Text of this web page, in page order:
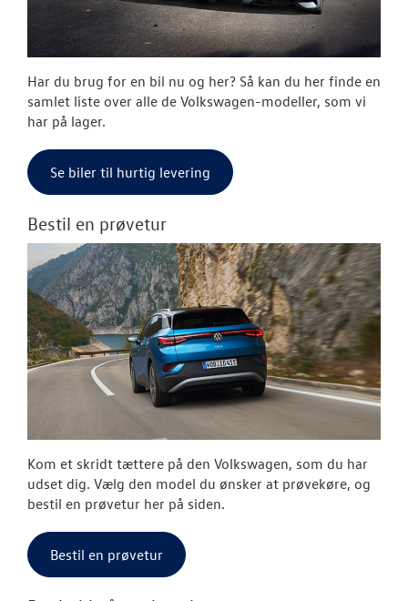
JOB OG
OM OS
NYHEDER
Har du brug for en bil nu og her? Så kan du her finde en
samlet liste over alle de Volkswagen-modeller, som vi
har på lager.
Se biler til hurtig levering
Bestil en prøvetur
Kom et skridt tættere på den Volkswagen, som du har
udset dig. Vælg den model du ønsker at prøvekøre, og
bestil en prøvetur her på siden.
Bestil en prøvetur